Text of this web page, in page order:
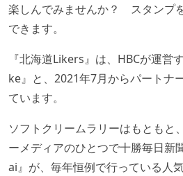
楽しんでみませんか？ スタンプ
できます。
『北海道Likers』は、HBCが運営
ke』と、2021年7月からパートナ
ています。
ソフトクリームラリーはもともと
ーメディアのひとつで十勝毎日新
ai』が、毎年恒例で行っている人気